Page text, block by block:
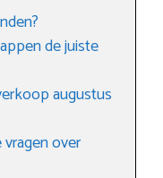
de juiste
augustus
over